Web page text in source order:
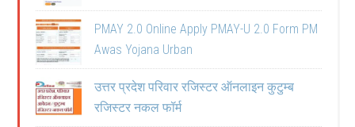
PMAY 2.0 Online Apply PMAY-U 2.0 Form PM
Awas Yojana Urban
उत्तर प्रदेश परिवार रजिस्टर ऑनलाइन कुटुम्ब
रजिस्टर नकल फॉर्म